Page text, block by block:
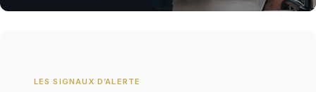
LES SIGNAUX D’ALERTE